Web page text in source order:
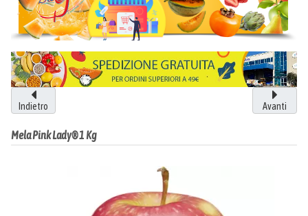
Indietro Avanti
Mela Pink Lady® 1 Kg